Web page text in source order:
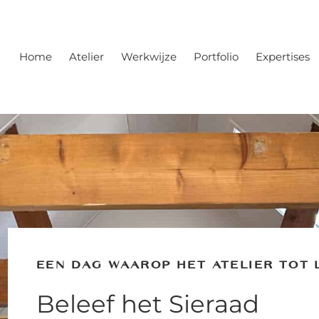
Home Atelier Werkwijze Portfolio Expertises
EEN DAG WAAROP HET ATELIER TOT
Beleef het Sieraad